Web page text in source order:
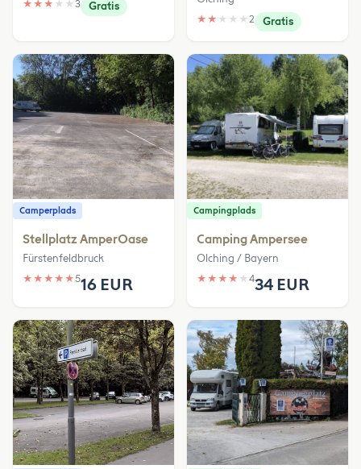
★ ★ ★ ★ ★ 3 Gratis
★ ★ ★ ★ ★ 2 Gratis
Camperplads
Stellplatz AmperOase
Fürstenfeldbruck
★ ★ ★ ★ ★516 EUR
Campingplads
Camping Ampersee
Olching / Bayern
★ ★ ★ ★ ★ 434 EUR